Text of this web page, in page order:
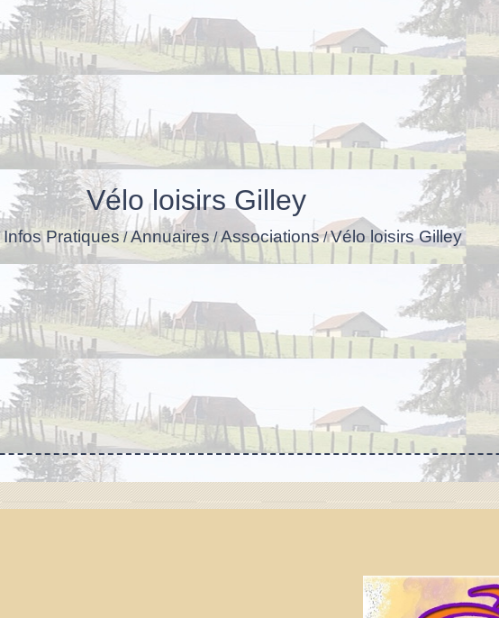
Vélo loisirs Gilley
Infos Pratiques /Annuaires /Associations/Vélo loisirs Gilley